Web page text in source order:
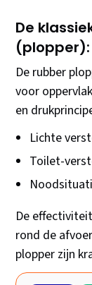
De
(plopper):
De rubber
voor
en
Lichte
Toilet-
De
rond de
plopper zijn